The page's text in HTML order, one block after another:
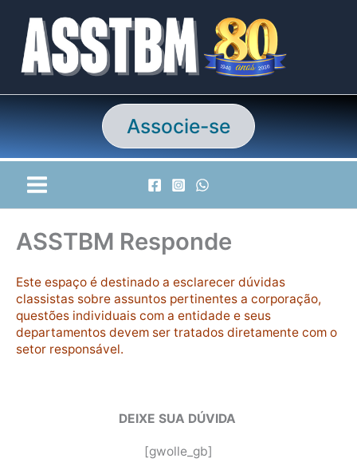
conteúdo
Associe-se
ASSTBM Responde
Este espaço é destinado a esclarecer dúvidas
classistas sobre assuntos pertinentes a corporação,
questões individuais com a entidade e seus
departamentos devem ser tratados diretamente com o
setor responsável.
DEIXE SUA DÚVIDA
[gwolle_gb]